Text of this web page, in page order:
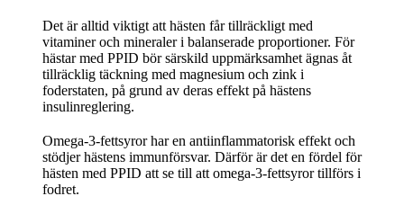
Det är alltid viktigt att hästen får tillräckligt med
vitaminer och mineraler i balanserade proportioner. För
hästar med PPID bör särskild uppmärksamhet ägnas åt
tillräcklig täckning med magnesium och zink i
foderstaten, på grund av deras effekt på hästens
insulinreglering.
Omega-3-fettsyror har en antiinflammatorisk effekt och
stödjer hästens immunförsvar. Därför är det en fördel för
hästen med PPID att se till att omega-3-fettsyror tillförs i
fodret.